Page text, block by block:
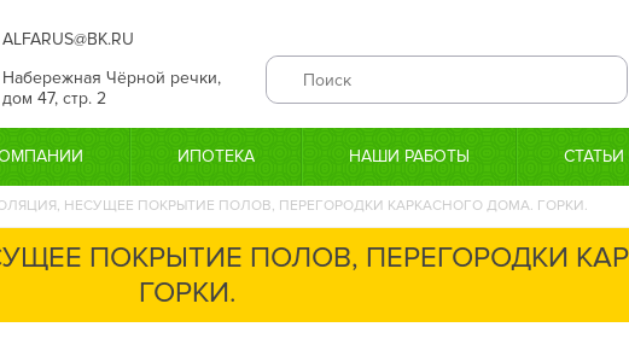
ALFARUS@BK.RU
Набережная Чёрной речки,
дом 47, стр. 2
ИПОТЕКА НАШИ РАБОТЫ СТАТЬИ
НЕСУЩЕЕ ПОКРЫТИЕ ПОЛОВ, ПЕРЕГОРОДКИ КАРКАСНОГО ДОМА. ГОРКИ.
ПОКРЫТИЕ ПОЛОВ, ПЕРЕГОРОДКИ
ГОРКИ.